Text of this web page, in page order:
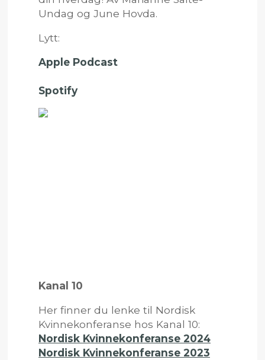
Undag og June Hovda.
Lytt:
Apple Podcast
Spotify
Kanal 10
Her finner du lenke til Nordisk
Kvinnekonferanse hos Kanal 10:
Nordisk Kvinnekonferanse 2024
Nordisk Kvinnekonferanse 2023